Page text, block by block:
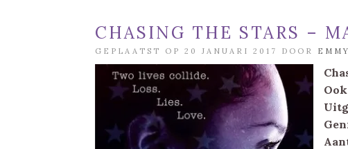
CHASING THE STARS –
GEPLAATST OP 20 JANUARI 2017 DOOR EMMY